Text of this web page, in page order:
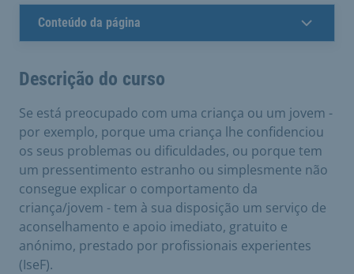
Conteúdo da página
Descrição do curso
Se está preocupado com uma criança ou um jovem -
por exemplo, porque uma criança lhe confidenciou
os seus problemas ou dificuldades, ou porque tem
um pressentimento estranho ou simplesmente não
consegue explicar o comportamento da
criança/jovem - tem à sua disposição um serviço de
aconselhamento e apoio imediato, gratuito e
anónimo, prestado por profissionais experientes
(IseF).